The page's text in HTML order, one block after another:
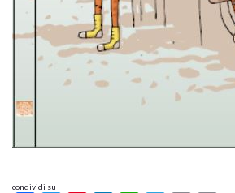
condividi su